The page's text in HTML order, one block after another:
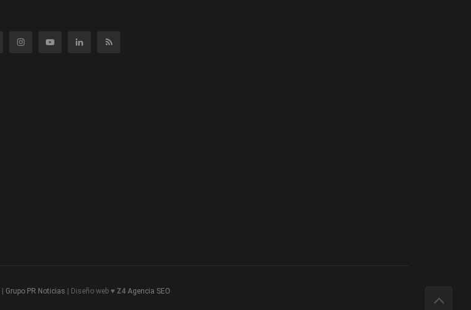
Grupo PR Noticias | Diseño web ♥ Z4 Agencia SEO